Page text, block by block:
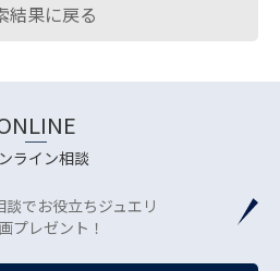
結果に戻る
ライン相談
談でお役立ちジュエリ
プレゼント！